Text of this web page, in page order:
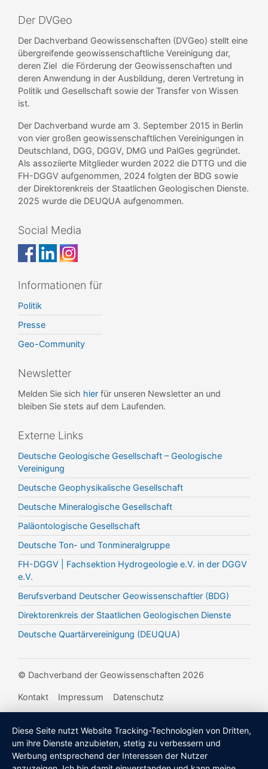
Der DVGeo
Der Dachverband Geowissenschaften (DVGeo) stellt eine
übergreifende geowissenschaftliche Vereinigung dar,
deren Ziel die Förderung der Geowissenschaften und
deren Anwendung in der Ausbildung, deren Vertretung in
Politik und Gesellschaft sowie der Transfer von Wissen
ist.
Der Dachverband wurde am 3. September 2015 in Berlin
von vier großen geowissenschaftlichen Vereinigungen in
Deutschland, DGG, DGGV, DMG und PalGes gegründet.
Als assoziierte Mitglieder wurden 2022 die DTTG und die
FH-DGGV aufgenommen, 2024 folgten der BDG sowie
der Direktorenkreis der Staatlichen Geologischen Dienste.
2025 wurde die DEUQUA aufgenommen.
Social Media
Informationen für
Politik
Presse
Geo-Community
Newsletter
Melden Sie sich hier für unseren Newsletter an und
bleiben Sie stets auf dem Laufenden.
Externe Links
Deutsche Geologische Gesellschaft – Geologische
Vereinigung
Deutsche Geophysikalische Gesellschaft
Deutsche Mineralogische Gesellschaft
Paläontologische Gesellschaft
Deutsche Ton- und Tonmineralgruppe
FH-DGGV | Fachsektion Hydrogeologie e.V. in der DGGV
e.V.
Berufsverband Deutscher Geowissenschaftler (BDG)
Direktorenkreis der Staatlichen Geologischen Dienste
Deutsche Quartärvereinigung (DEUQUA)
© Dachverband der Geowissenschaften 2026
Kontakt Impressum Datenschutz
Diese Seite nutzt Website Tracking-Technologien von Dritten,
um ihre Dienste anzubieten, stetig zu verbessern und
Werbung entsprechend der Interessen der Nutzer